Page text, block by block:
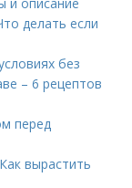
делать если
без
– 6 рецептов
перед
вырастить